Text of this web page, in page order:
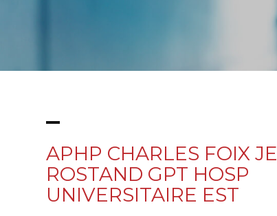
APHP CHARLES FOIX
ROSTAND GPT HOSP
UNIVERSITAIRE EST